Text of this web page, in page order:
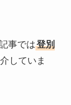
事では登別
していま